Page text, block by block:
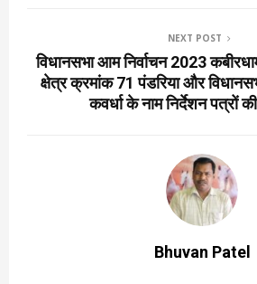
NEXT POST
विधानसभा आम निर्वाचन 2023
क्षेत्र क्रमांक 71 पंडरिया और
कवर्धा के नाम निर्देशन पत्रों की
Bhuvan Patel